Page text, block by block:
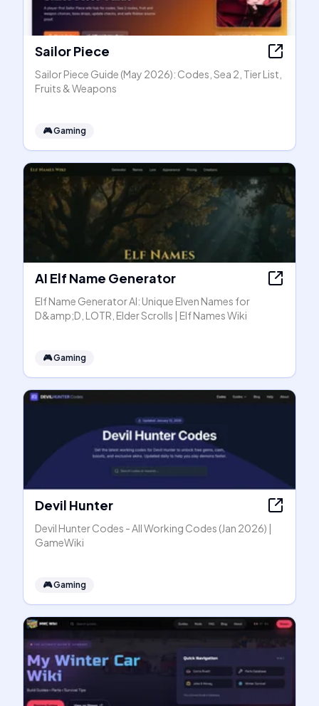
Sailor Piece
Sailor Piece Guide (May 2026): Codes, Sea 2, Tier List,
Fruits & Weapons
🎮Gaming
AI Elf Name Generator
Elf Name Generator AI: Unique Elven Names for
D&amp;D, LOTR, Elder Scrolls | Elf Names Wiki
🎮Gaming
Devil Hunter
Devil Hunter Codes - All Working Codes (Jan 2026) |
GameWiki
🎮Gaming